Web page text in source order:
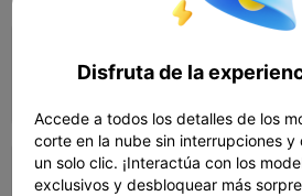
0.2mm layer, 2 walls,
Disfruta de la
Accede a todos los detalles de los
corte en la nube sin interrupciones y
un solo clic. ¡Interactúa con los
exclusivos y desbloquear más